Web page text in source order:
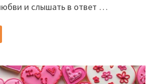
и слышать в ответ …